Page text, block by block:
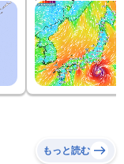
もっと読む